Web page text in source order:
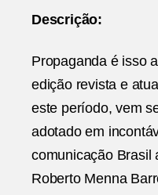
Descrição:
Propaganda é isso
edição revista e
este período, vem
adotado em
comunicação Brasil
Roberto Menna